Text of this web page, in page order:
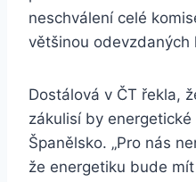
neschválení celé
většinou odevzdaných
Dostálová v ČT řekla,
zákulisí by
Španělsko. „Pro nás
že energetiku bude